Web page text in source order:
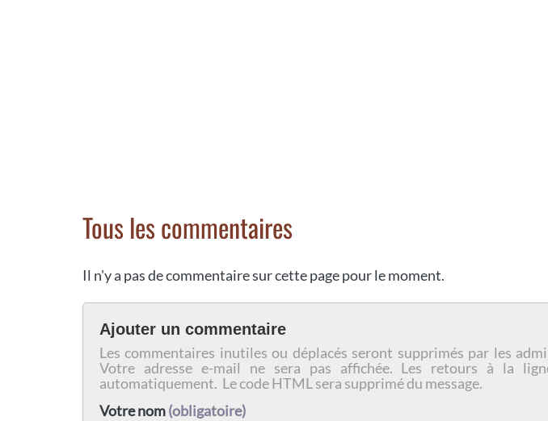
Tous les commentaires
Il n'y a pas de commentaire sur cette page pour le moment.
Ajouter un commentaire
Les commentaires inutiles ou déplacés seront supprimés par les
Votre adresse e-mail ne sera pas affichée. Les retours à la
automatiquement. Le code HTML sera supprimé du message.
Votre nom(obligatoire)